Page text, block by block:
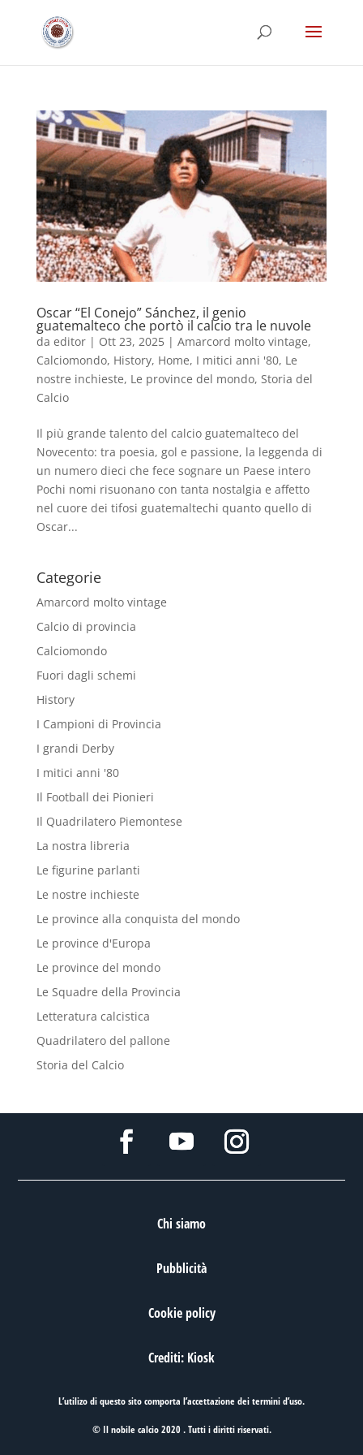
Oscar “El Conejo” Sánchez, il genio
guatemalteco che portò il calcio tra le nuvole
da editor| Ott 23, 2025| Amarcord molto vintage,
Calciomondo, History, Home, I mitici anni '80, Le
nostre inchieste, Le province del mondo, Storia del
Calcio
Il più grande talento del calcio guatemalteco del
Novecento: tra poesia, gol e passione, la leggenda di
un numero dieci che fece sognare un Paese intero
Pochi nomi risuonano con tanta nostalgia e affetto
nel cuore dei tifosi guatemaltechi quanto quello di
Oscar...
Categorie
Amarcord molto vintage
Calcio di provincia
Calciomondo
Fuori dagli schemi
History
I Campioni di Provincia
I grandi Derby
I mitici anni '80
Il Football dei Pionieri
Il Quadrilatero Piemontese
La nostra libreria
Le figurine parlanti
Le nostre inchieste
Le province alla conquista del mondo
Le province d'Europa
Le province del mondo
Le Squadre della Provincia
Letteratura calcistica
Quadrilatero del pallone
Storia del Calcio
Chi siamo
Pubblicità
Cookie policy
Crediti: Kiosk
L’utilizo di questo sito comporta l’accettazione deitermini d’uso.
© Il nobile calcio 2020 . Tutti i diritti riservati.